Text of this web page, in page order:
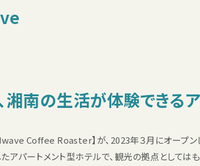
湘南の生活が体験できる
Coffee Roaster】が、2023年３月にオープン
パートメント型ホテルで、観光の拠点としては